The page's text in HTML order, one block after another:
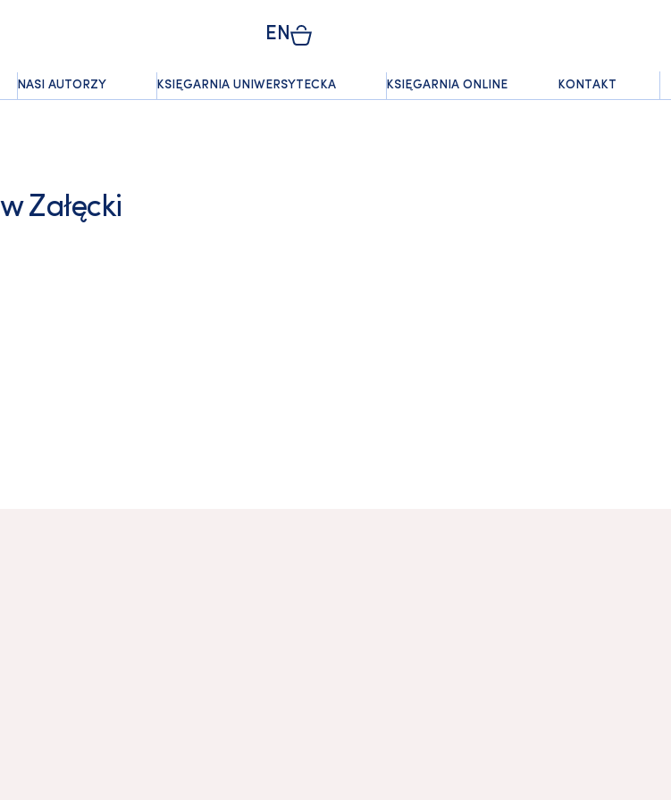
EN
NASI AUTORZY KSIĘGARNIA UNIWERSYTECKA KSIĘGARNIA ONLINE KONTAKT
Załęcki